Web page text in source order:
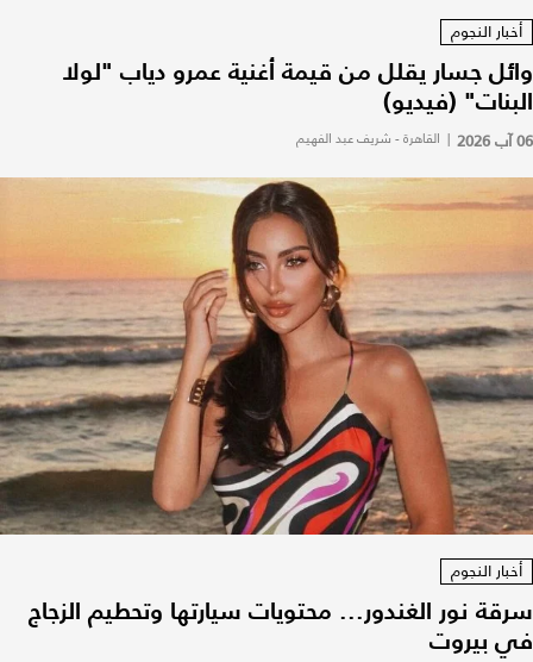
أخبار النجوم
وائل جسار يقلل من قيمة أغنية عمرو دياب "لولا
البنات" (فيديو)
06 آب 2026 | القاهرة - شريف عبد الفهيم
أخبار النجوم
سرقة نور الغندور... محتويات سيارتها وتحطيم الزجاج
في بيروت